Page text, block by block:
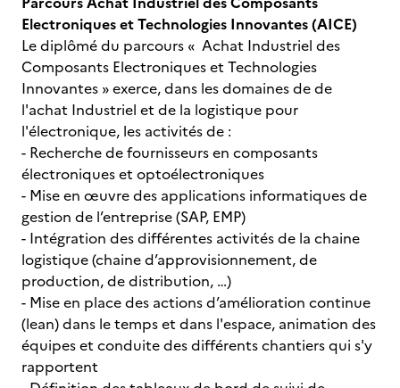
Electroniques et Technologies Innovantes (AICE)
Le diplômé du parcours « Achat Industriel des
Composants Electroniques et Technologies
Innovantes » exerce, dans les domaines de de
l'achat Industriel et de la logistique pour
l'électronique, les activités de :
- Recherche de fournisseurs en composants
électroniques et optoélectroniques
- Mise en œuvre des applications informatiques de
gestion de l’entreprise (SAP, EMP)
- Intégration des différentes activités de la chaine
logistique (chaine d’approvisionnement, de
production, de distribution, …)
- Mise en place des actions d’amélioration continue
(lean) dans le temps et dans l'espace, animation des
équipes et conduite des différents chantiers qui s'y
rapportent